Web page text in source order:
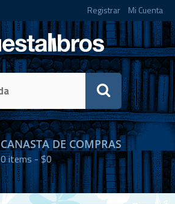
Registrar Mi Cuenta
CANASTA DE COMPRAS
0items -$0